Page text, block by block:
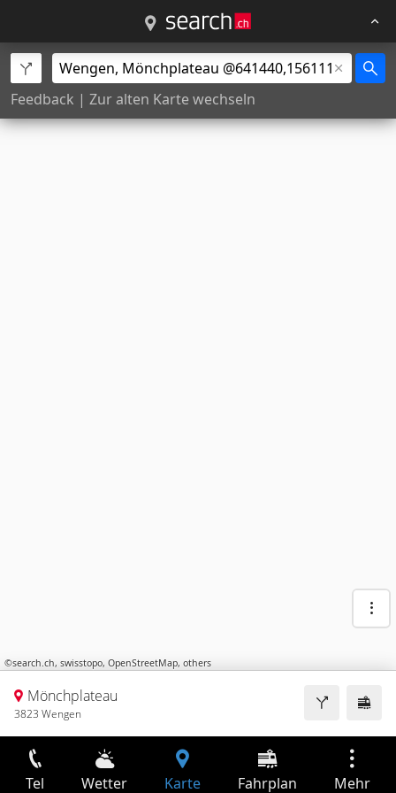
Feedback | Zur alten Karte wechseln
©search.ch, swisstopo, OpenStreetMap, others
Mönchplateau
3823 Wengen
Tel Wetter Karte Fahrplan Mehr